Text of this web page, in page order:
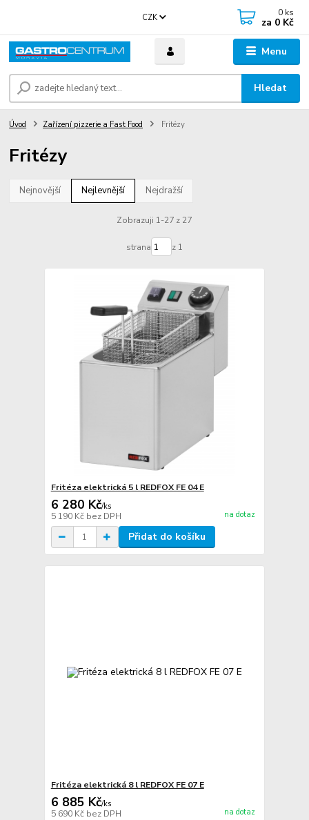
Menu
CZK
Hledat
0 ks
za 0 Kč
Úvod Zařízení pizzerie a Fast Food Fritézy
Fritézy
Nejnovější Nejlevnější Nejdražší
Zobrazuji 1-27 z 27
strana z 1
Fritéza elektrická 5 l REDFOX FE 04 E
6 280 Kč/ks
5 190 Kč bez DPH na dotaz
Přidat do košíku
Fritéza elektrická 8 l REDFOX FE 07 E
6 885 Kč/ks
5 690 Kč bez DPH na dotaz